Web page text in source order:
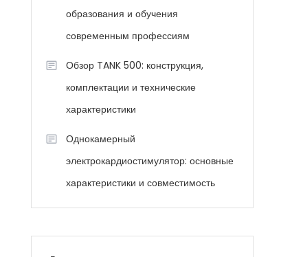
образования и обучения
современным профессиям
Обзор TANK 500: конструкция,
комплектации и технические
характеристики
Однокамерный
электрокардиостимулятор: основные
характеристики и совместимость